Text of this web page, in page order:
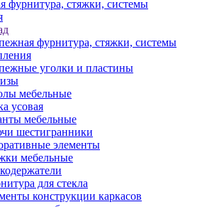
фурнитура, стяжки, системы
фурнитура, стяжки, системы
уголки и пластины
мебельные
усовая
мебельные
шестигранники
элементы
мебельные
для стекла
конструкции каркасов